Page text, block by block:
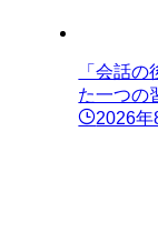
「会話
た一つの
2026年